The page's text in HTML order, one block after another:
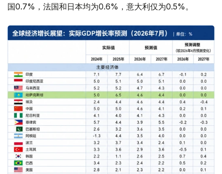
国0.7%，法国和日本均为0.6%，意大利仅为0.5%。